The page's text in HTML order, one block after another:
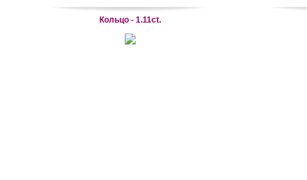
Кольцо - 1.11ct.